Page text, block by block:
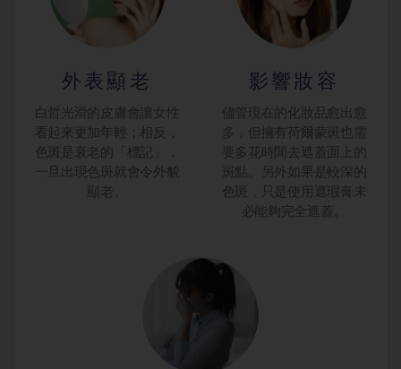
外表顯老
白哲光滑的皮膚會讓女性
看起來更加年輕；相反，
色斑是衰老的「標記」，
一旦出現色斑就會令外貌
顯老。
影響妝容
儘管現在的化妝品愈出愈
多，但擁有荷爾蒙斑也需
要多花時間去遮蓋面上的
斑點。另外如果是較深的
色斑，只是使用遮瑕膏未
必能夠完全遮蓋。